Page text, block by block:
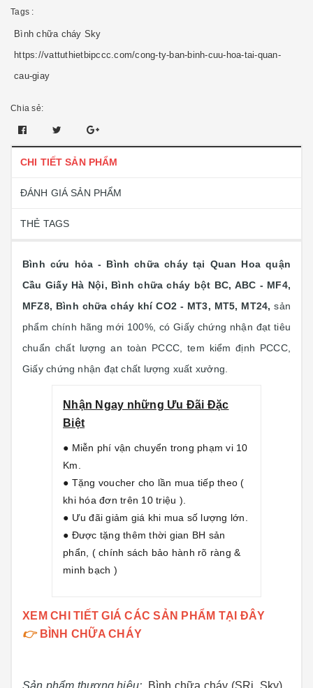
Tags :
Bình chữa cháy Sky
https://vattuthietbipccc.com/cong-ty-ban-binh-cuu-hoa-tai-quan-
cau-giay
Chia sẻ:
CHI TIẾT SẢN PHẨM
ĐÁNH GIÁ SẢN PHẨM
THẺ TAGS
Bình cứu hỏa - Bình chữa cháy tại Quan Hoa quận
Cầu Giấy Hà Nội, Bình chữa cháy bột BC, ABC - MF4,
MFZ8, Bình chữa cháy khí CO2 - MT3, MT5, MT24,sản
phẩm chính hãng mới 100%, có Giấy chứng nhận đạt tiêu
chuẩn chất lượng an toàn PCCC, tem kiểm định PCCC,
Giấy chứng nhận đạt chất lượng xuất xưởng.
Nhận Ngay những Ưu Đãi Đặc
Biệt
● Miễn phí vận chuyển trong phạm vi 10
Km.
● Tặng voucher cho lần mua tiếp theo (
khi hóa đơn trên 10 triệu ).
● Ưu đãi giảm giá khi mua số lượng lớn.
● Được tặng thêm thời gian BH sản
phẩn, ( chính sách bảo hành rõ ràng &
minh bạch )
XEM CHI TIẾT GIÁ CÁC SẢN PHẨM TẠI ĐÂY
👉 BÌNH CHỮA CHÁY
Sản phẩm thương hiệu: Bình chữa cháy (SRi, Sky)